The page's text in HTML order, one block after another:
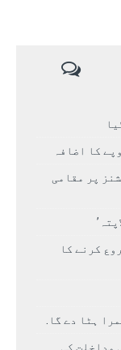
پر مقامی
کرنے کا
مداخلت کی